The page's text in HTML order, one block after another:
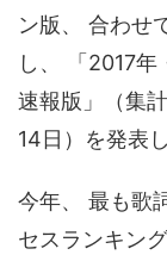
ン版、 合わせ
し、 「2017
速報版」（集
14日）を発表
今年、 最も歌
セスランキン